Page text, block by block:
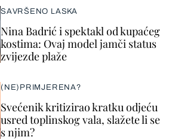
SAVRŠENO LASKA
Nina Badrić i spektakl od kupaćeg
kostima: Ovaj model jamči status
zvijezde plaže
(NE)PRIMJERENA?
Svećenik kritizirao kratku odjeću
usred toplinskog vala, slažete li se
s njim?